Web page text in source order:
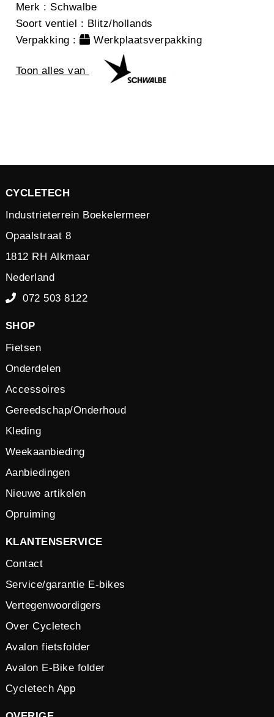
Merk : Schwalbe
Soort ventiel : Blitz/hollands
Verpakking : Werkplaatsverpakking
Toon alles van
CYCLETECH
Industrieterrein Boekelermeer
Opaalstraat 8
1812 RH Alkmaar
Nederland
072 503 8122
SHOP
Fietsen
Onderdelen
Accessoires
Gereedschap/Onderhoud
Kleding
Weekaanbieding
Aanbiedingen
Nieuwe artikelen
Opruiming
KLANTENSERVICE
Contact
Service/garantie E-bikes
Vertegenwoordigers
Over Cycletech
Avalon fietsfolder
Avalon E-Bike folder
Cycletech App